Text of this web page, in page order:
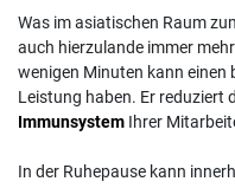
Was im asiatischen Raum
auch hierzulande immer
wenigen Minuten kann einen
Leistung haben. Er reduziert
Immunsystem Ihrer
In der Ruhepause kann